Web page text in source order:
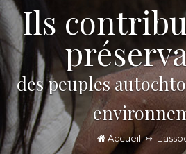
Ils
des peuples
Accueil ↣